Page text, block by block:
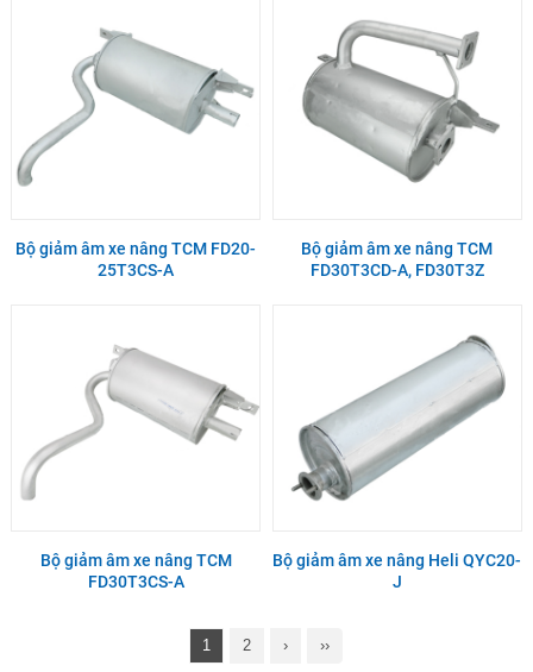
Bộ giảm âm xe nâng TCM FD20-
25T3CS-A
Bộ giảm âm xe nâng TCM
FD30T3CD-A, FD30T3Z
Bộ giảm âm xe nâng TCM
FD30T3CS-A
Bộ giảm âm xe nâng Heli QYC20-
J
1 2 › ››